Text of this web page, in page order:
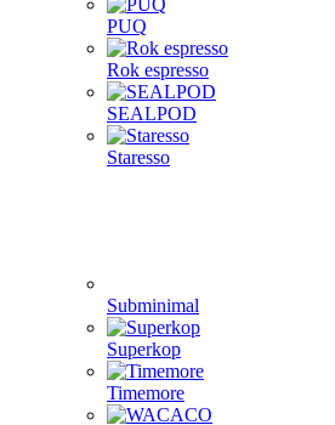
PUQ
Rok espresso
SEALPOD
Staresso
Subminimal
Superkop
Timemore